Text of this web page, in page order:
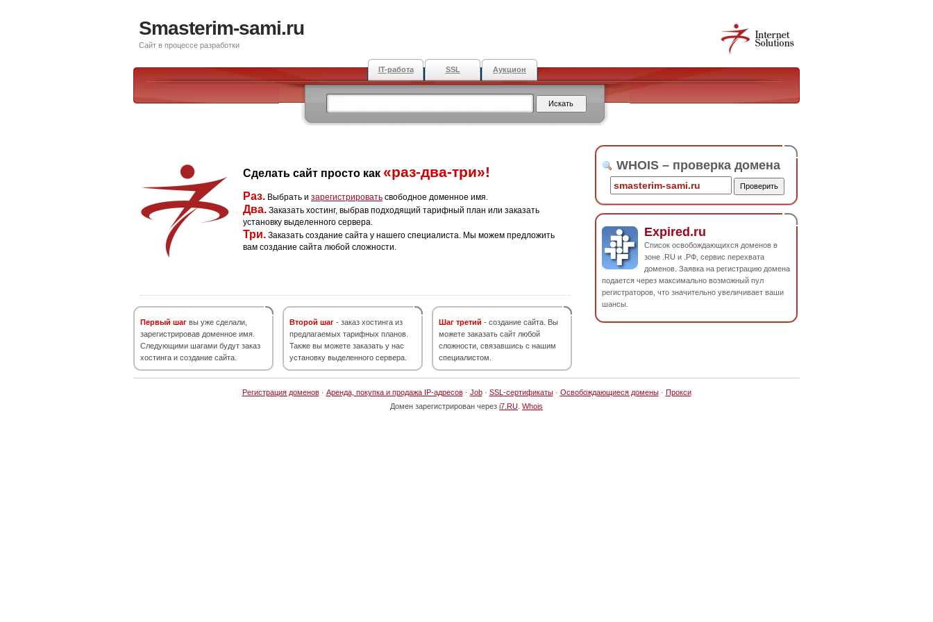
Smasterim-sami.ru
Сайт в процессе разработки
IT-работа SSL Аукцион
Сделать сайт просто как «раз-два-три»!
Раз. Выбрать и зарегистрировать свободное доменное имя.
Два. Заказать хостинг, выбрав подходящий тарифный план или заказать
установку выделенного сервера.
Три. Заказать создание сайта у нашего специалиста. Мы можем предложить
вам создание сайта любой сложности.
Первый шаг вы уже сделали,
зарегистрировав доменное имя.
Следующими шагами будут заказ
хостинга и создание сайта.
Второй шаг - заказ хостинга из
предлагаемых тарифных планов.
Также вы можете заказать у нас
установку выделенного сервера.
Шаг третий - создание сайта. Вы
можете заказать сайт любой
сложности, связавшись с нашим
специалистом.
WHOIS – проверка домена
Expired.ru
Список освобождающихся доменов в
зоне .RU и .РФ, сервис перехвата
доменов. Заявка на регистрацию домена
подается через максимально возможный пул
регистраторов, что значительно увеличивает ваши
шансы.
Регистрация доменов· Аренда, покупка и продажа IP-адресов· Job· SSL-сертификаты· Освобождающиеся домены· Прокси
Домен зарегистрирован через i7.RU Whois